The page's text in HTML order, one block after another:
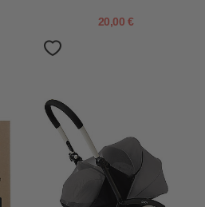
20,00 €